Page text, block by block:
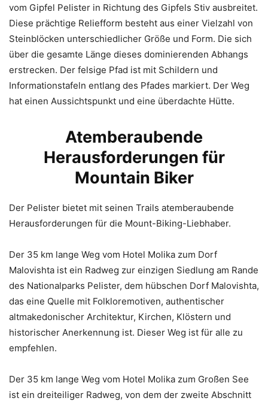
vom Gipfel Pelister in Richtung des Gipfels Stiv ausbreitet.
Diese prächtige Reliefform besteht aus einer Vielzahl von
Steinblöcken unterschiedlicher Größe und Form. Die sich
über die gesamte Länge dieses dominierenden Abhangs
erstrecken. Der felsige Pfad ist mit Schildern und
Informationstafeln entlang des Pfades markiert. Der Weg
hat einen Aussichtspunkt und eine überdachte Hütte.
Atemberaubende
Herausforderungen für
Mountain Biker
Der Pelister bietet mit seinen Trails atemberaubende
Herausforderungen für die Mount-Biking-Liebhaber.
Der 35 km lange Weg vom Hotel Molika zum Dorf
Malovishta ist ein Radweg zur einzigen Siedlung am Rande
des Nationalparks Pelister, dem hübschen Dorf Malovishta,
das eine Quelle mit Folkloremotiven, authentischer
altmakedonischer Architektur, Kirchen, Klöstern und
historischer Anerkennung ist. Dieser Weg ist für alle zu
empfehlen.
Der 35 km lange Weg vom Hotel Molika zum Großen See
ist ein dreiteiliger Radweg, von dem der zweite Abschnitt